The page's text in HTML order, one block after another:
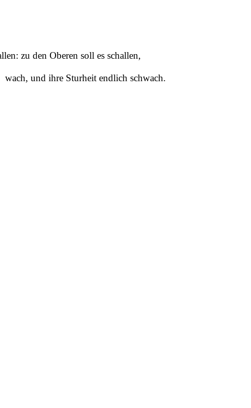
zu den Oberen soll es schallen,
wach, und ihre Sturheit endlich schwach.